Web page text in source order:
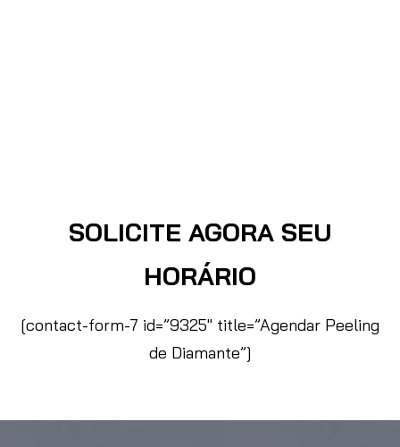
SOLICITE AGORA SEU
HORÁRIO
[contact-form-7 id=”9325″ title=”Agendar Peeling
de Diamante”]